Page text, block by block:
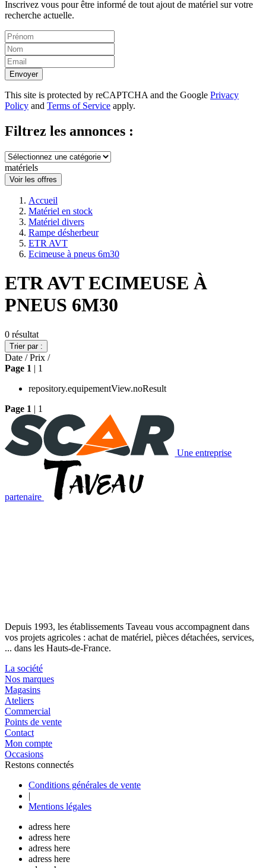
Inscrivez vous pour être informé de tout ajout de matériel sur votre
recherche actuelle.
Envoyer
This site is protected by reCAPTCHA and the Google Privacy
Policy and Terms of Service apply.
Filtrez les annonces :
matériels
Voir les offres
Accueil
Matériel en stock
Matériel divers
Rampe désherbeur
ETR AVT
Ecimeuse à pneus 6m30
ETR AVT ECIMEUSE À
PNEUS 6M30
0 résultat
Trier par :
Date / Prix /
Page 1 | 1
repository.equipementView.noResult
Page 1 | 1
Une entreprise
partenaire
Depuis 1993, les établissements Taveau vous accompagnent dans
vos projets agricoles : achat de matériel, pièces détachées, services,
... dans les Hauts-de-France.
La société
Nos marques
Magasins
Ateliers
Commercial
Points de vente
Contact
Mon compte
Occasions
Restons connectés
Conditions générales de vente
|
Mentions légales
adress here
adress here
adress here
adress here